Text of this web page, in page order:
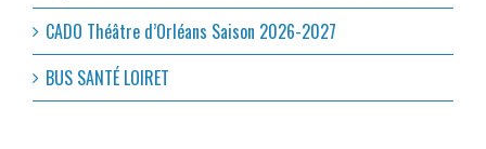
CADO Théâtre d’Orléans Saison 2026-2027
BUS SANTÉ LOIRET